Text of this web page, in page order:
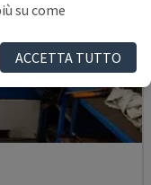
su come
ACCETTA TUTTO